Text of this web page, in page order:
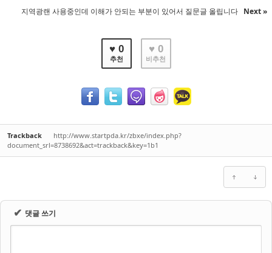
지역광랜 사용중인데 이해가 안되는 부분이 있어서 질문글 올립니다 Next »
♥ 0
추천
♥ 0
비추천
Trackback
http://www.startpda.kr/zbxe/index.php?
document_srl=8738692&act=trackback&key=1b1
✔ 댓글 쓰기